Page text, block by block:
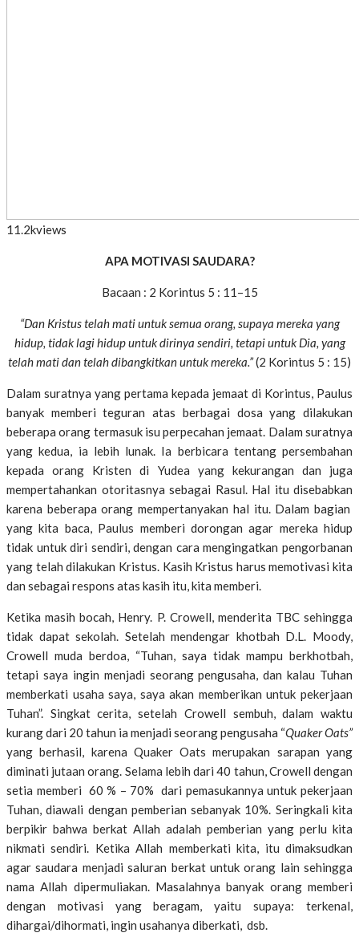
11.2kviews
APA MOTIVASI SAUDARA?
Bacaan : 2 Korintus 5 : 11–15
“Dan Kristus telah mati untuk semua orang, supaya mereka yang
hidup, tidak lagi hidup untuk dirinya sendiri, tetapi untuk Dia, yang
telah mati dan telah dibangkitkan untuk mereka.”(2 Korintus 5 : 15)
Dalam suratnya yang pertama kepada jemaat di Korintus, Paulus
banyak memberi teguran atas berbagai dosa yang dilakukan
beberapa orang termasuk isu perpecahan jemaat. Dalam suratnya
yang kedua, ia lebih lunak. Ia berbicara tentang persembahan
kepada orang Kristen di Yudea yang kekurangan dan juga
mempertahankan otoritasnya sebagai Rasul. Hal itu disebabkan
karena beberapa orang mempertanyakan hal itu. Dalam bagian
yang kita baca, Paulus memberi dorongan agar mereka hidup
tidak untuk diri sendiri, dengan cara mengingatkan pengorbanan
yang telah dilakukan Kristus. Kasih Kristus harus memotivasi kita
dan sebagai respons atas kasih itu, kita memberi.
Ketika masih bocah, Henry. P. Crowell, menderita TBC sehingga
tidak dapat sekolah. Setelah mendengar khotbah D.L. Moody,
Crowell muda berdoa, “Tuhan, saya tidak mampu berkhotbah,
tetapi saya ingin menjadi seorang pengusaha, dan kalau Tuhan
memberkati usaha saya, saya akan memberikan untuk pekerjaan
Tuhan”. Singkat cerita, setelah Crowell sembuh, dalam waktu
kurang dari 20 tahun ia menjadi seorang pengusaha “Quaker Oats”
yang berhasil, karena Quaker Oats merupakan sarapan yang
diminati jutaan orang. Selama lebih dari 40 tahun, Crowell dengan
setia memberi 60 % – 70% dari pemasukannya untuk pekerjaan
Tuhan, diawali dengan pemberian sebanyak 10%. Seringkali kita
berpikir bahwa berkat Allah adalah pemberian yang perlu kita
nikmati sendiri. Ketika Allah memberkati kita, itu dimaksudkan
agar saudara menjadi saluran berkat untuk orang lain sehingga
nama Allah dipermuliakan. Masalahnya banyak orang memberi
dengan motivasi yang beragam, yaitu supaya: terkenal,
dihargai/dihormati, ingin usahanya diberkati, dsb.